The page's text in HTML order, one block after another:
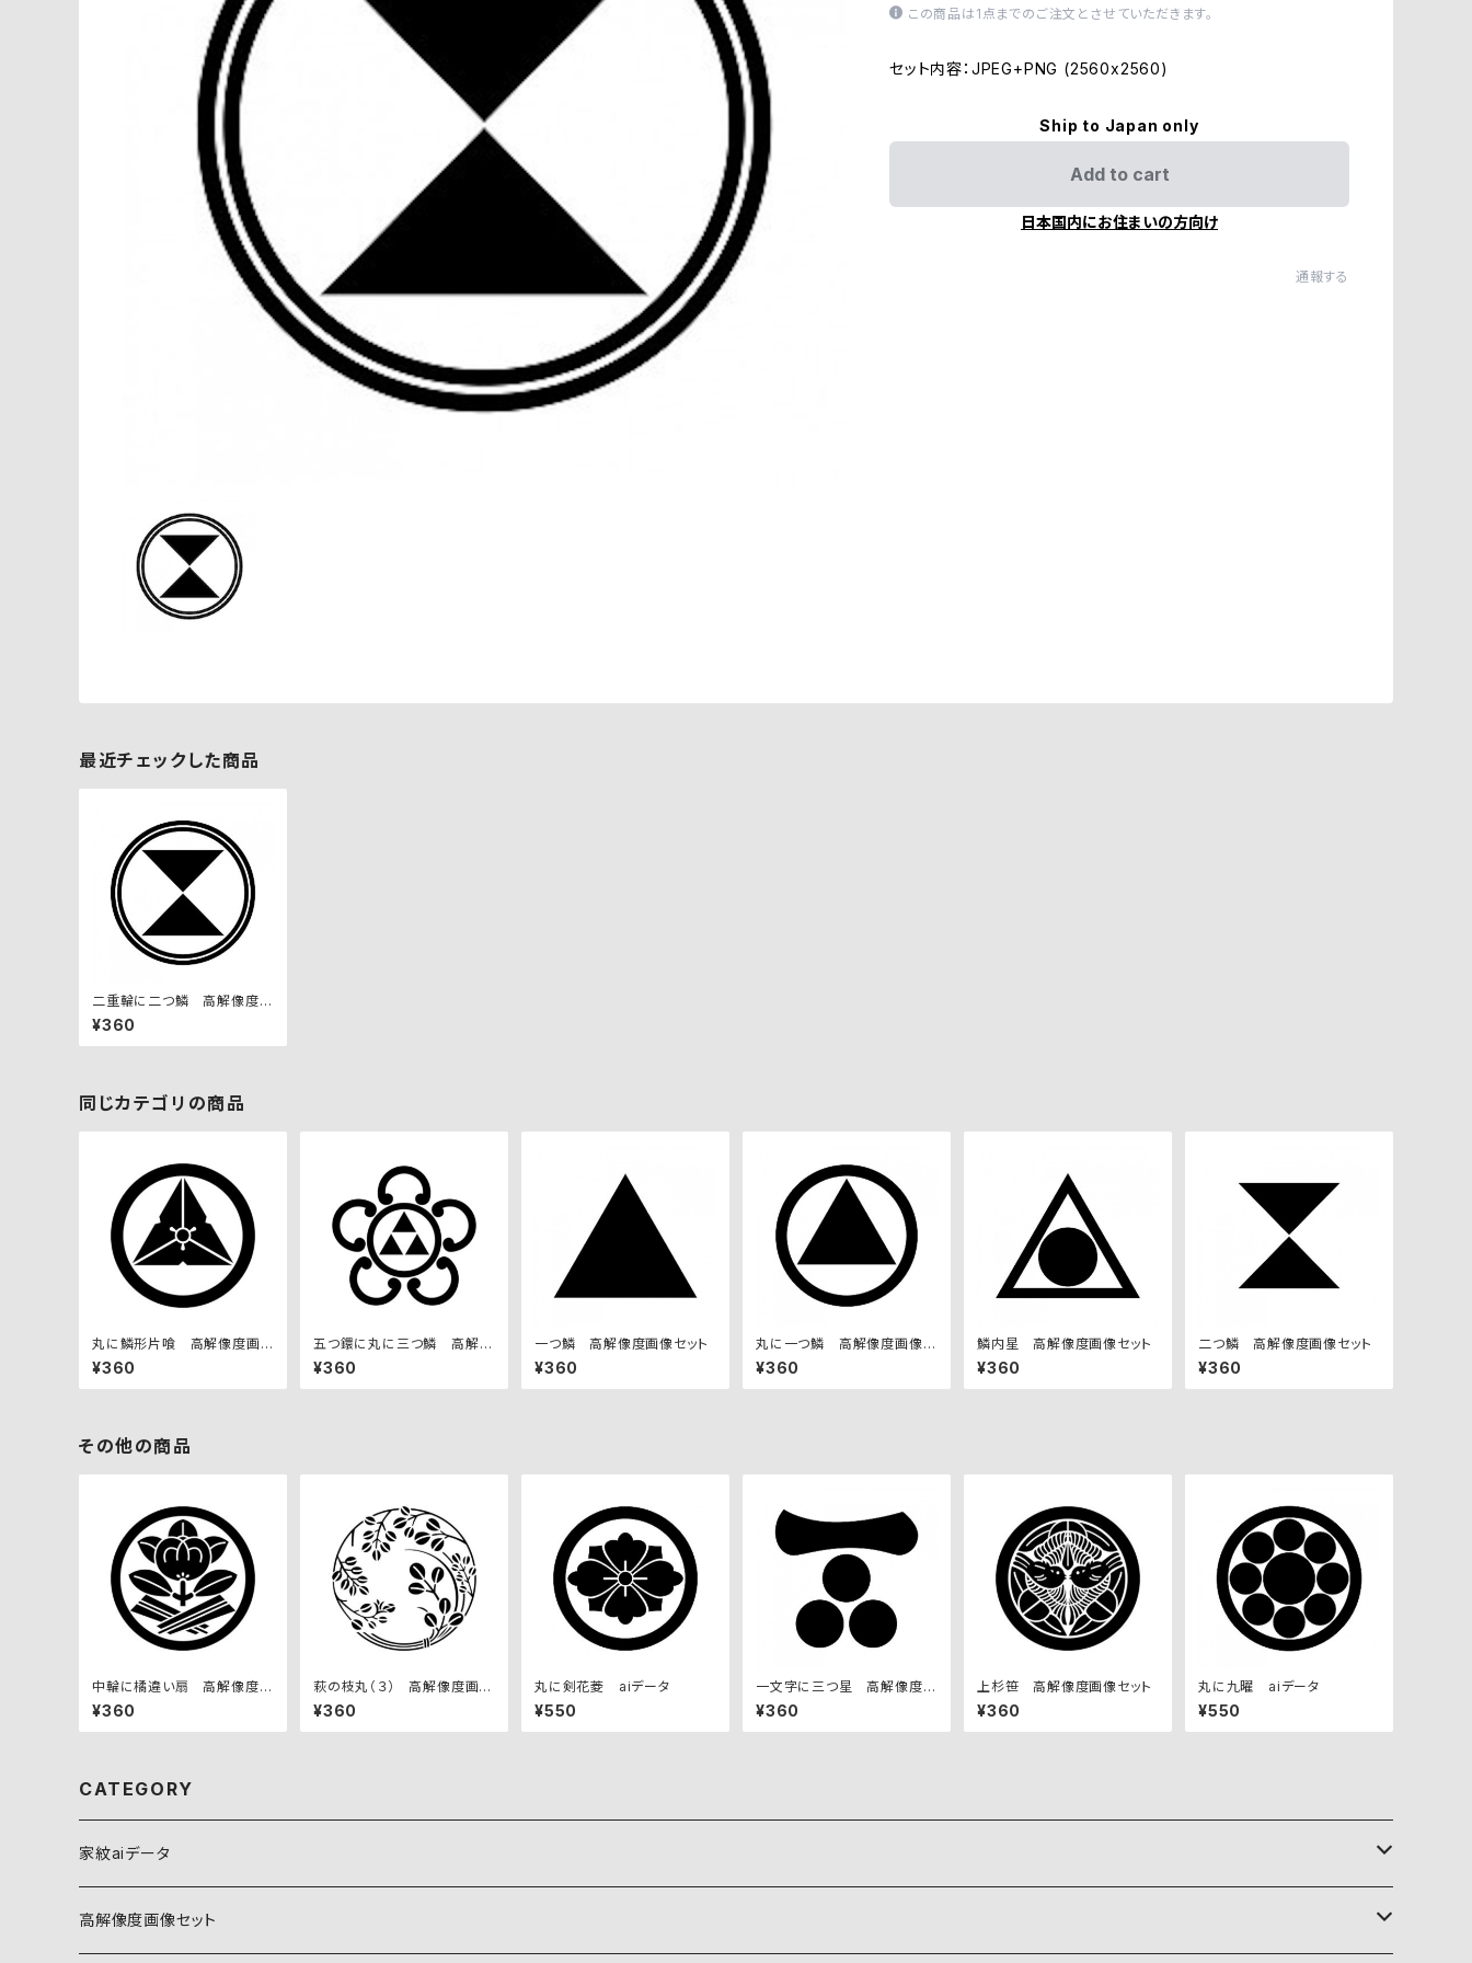
この商品は1点までのご注文とさせていただきます。
セット内容：JPEG+PNG (2560x2560)
Ship to Japan only
Add to cart
日本国内にお住まいの方向け
通報する
最近チェックした商品
二重輪に二つ鱗 高解像度画
像セット
¥360
同じカテゴリの商品
丸に鱗形片喰 高解像度画
像セット
¥360
五つ鐶に丸に三つ鱗 高解像
度画像セット
¥360
一つ鱗 高解像度画像セット
¥360
丸に一つ鱗 高解像度画像セ
ット
¥360
鱗内星 高解像度画像セット
¥360
二つ鱗 高解像度画像セット
¥360
その他の商品
中輪に橘違い扇 高解像度画
像セット
¥360
萩の枝丸（３） 高解像度画像
セット
¥360
丸に剣花菱 aiデータ
¥550
一文字に三つ星 高解像度画
像セット
¥360
上杉笹 高解像度画像セット
¥360
丸に九曜 aiデータ
¥550
CATEGORY
家紋aiデータ
自然紋
高解像度画像セット